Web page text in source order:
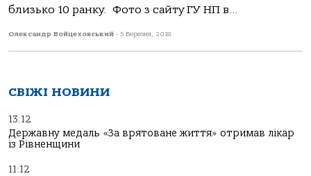
близько 10 ранку. Фото з сайту ГУ НП в...
Олександр Войцеховський - 5 Березня, 2018
СВІЖІ НОВИНИ
13:12
Державну медаль «За врятоване життя» отримав лікар
із Рівненщини
11:12